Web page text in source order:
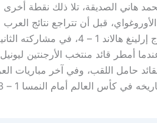
هاني الصديقة، تلا ذلك نقطة
قبل أن تتراجع نتائج
أمطر قائد منتخب الأرجنتين
لقائد حامل اللقب، وفي آخر مباريات
في كأس العالم أمام النمسا 1 – 3.